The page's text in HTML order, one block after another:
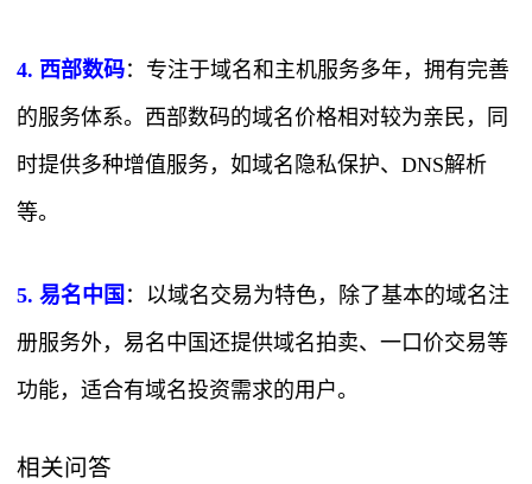
4. 西部数码：专注于域名和主机服务多年，拥有完善
的服务体系。西部数码的域名价格相对较为亲民，同
时提供多种增值服务，如域名隐私保护、DNS解析
等。
5. 易名中国 ：以域名交易为特色，除了基本的域名注
册服务外，易名中国还提供域名拍卖、一口价交易等
功能，适合有域名投资需求的用户。
相关问答